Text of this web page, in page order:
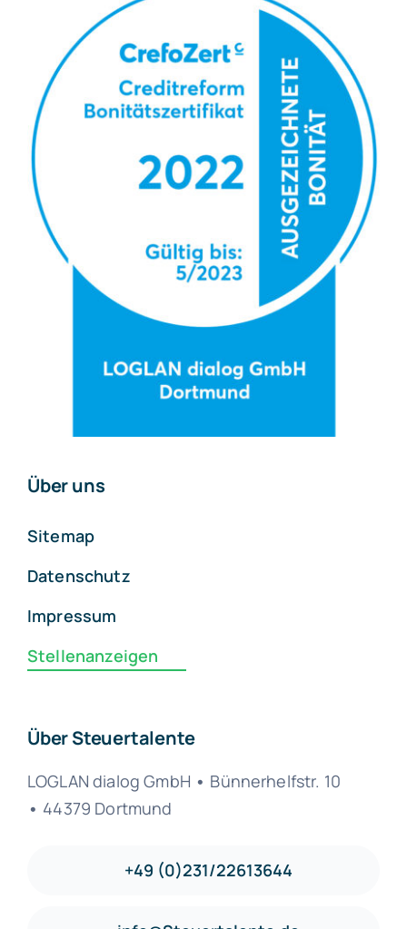
Über uns
Sitemap
Datenschutz
Impressum
Stellenanzeigen
Über Steuertalente
LOGLAN dialog GmbH • Bünnerhelfstr. 10
• 44379 Dortmund
+49 (0)231/22613644